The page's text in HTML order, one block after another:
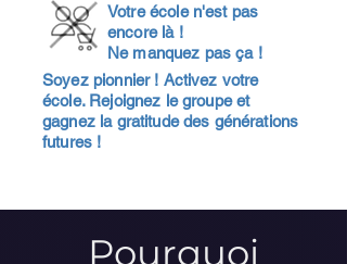
Votre école n'est pas
encore là !
Ne manquez pas ça !
Soyez pionnier ! Activez votre
école. Rejoignez le groupe et
gagnez la gratitude des générations
futures !
Pourquoi